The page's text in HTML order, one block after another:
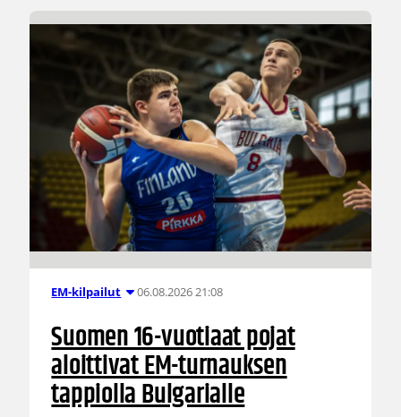
EM-kilpailut 06.08.2026 21:08
Suomen 16-vuotiaat pojat
aloittivat EM-turnauksen
tappiolla Bulgarialle